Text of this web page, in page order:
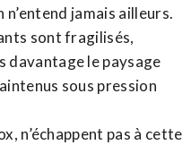
n’entend jamais ailleurs.
sont fragilisés,
le paysage
sous pression
n’échappent pas à cette